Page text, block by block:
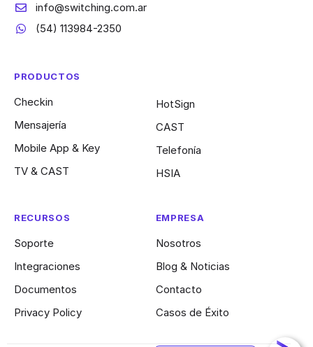
info@switching.com.ar
(54) 113984-2350
PRODUCTOS
Checkin
Mensajería
Mobile App & Key
TV & CAST
HotSign
CAST
Telefonía
HSIA
RECURSOS
Soporte
Integraciones
Documentos
Privacy Policy​
EMPRESA
Nosotros
Blog & Noticias
Contacto
Casos de Éxito